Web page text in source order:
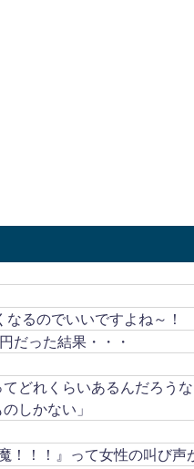
るのでいいですよね～！
だった結果・・・
どれくらいあるんだろう
しかない」
！！』って女性の叫び声